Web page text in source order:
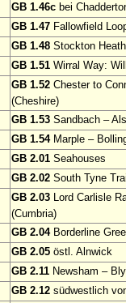
GB 1.46c bei
GB 1.47 Fallowfield
GB 1.48 Stockton
GB 1.51 Wirral Way:
GB 1.52 Chester to
(Cheshire)
GB 1.53 Sandbach –
GB 1.54Marple –
GB 2.01 Seahouses
GB 2.02 South Tyne
GB 2.03 Lord Carlisle
(Cumbria)
GB 2.04Borderline
GB 2.05 östl. Alnwick
GB 2.11 Newsham –
GB 2.12 südwestlich